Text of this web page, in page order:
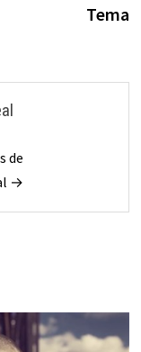
Tema
de
→